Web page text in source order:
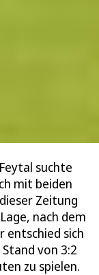
suchte
mit beiden
Zeitung
nach dem
entschied sich
von 3:2
zu spielen.